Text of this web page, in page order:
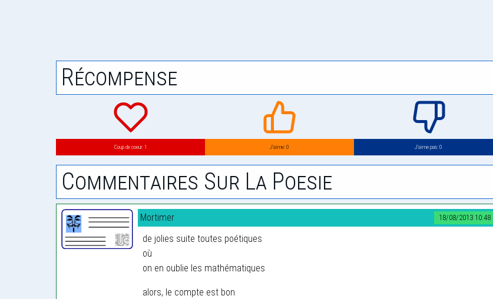
Récompense
Coup de coeur: 1 J’aime: 0 J’aime pas: 0
Commentaires Sur La Poesie
18/08/2013 10:48
Mortimer
de jolies suite toutes poétiques
où
on en oublie les mathématiques
alors, le compte est bon